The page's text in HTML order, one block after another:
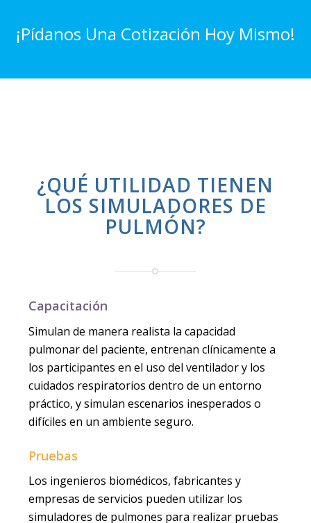
¡Pídanos Una Cotización Hoy Mismo!
¿QUÉ UTILIDAD TIENEN
LOS SIMULADORES DE
PULMÓN?
Capacitación
Simulan de manera realista la capacidad
pulmonar del paciente, entrenan clínicamente a
los participantes en el uso del ventilador y los
cuidados respiratorios dentro de un entorno
práctico, y simulan escenarios inesperados o
difíciles en un ambiente seguro.
Los ingenieros biomédicos, fabricantes y
empresas de servicios pueden utilizar los